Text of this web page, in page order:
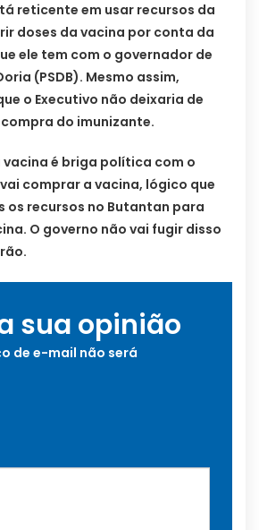
reticente em usar recursos da
doses da vacina por conta da
ele tem com o governador de
(PSDB). Mesmo assim,
o Executivo não deixaria de
do imunizante.
vacina é briga política com o
comprar a vacina, lógico que
os recursos no Butantan para
O governo não vai fugir disso
sua opinião
de e-mail não será